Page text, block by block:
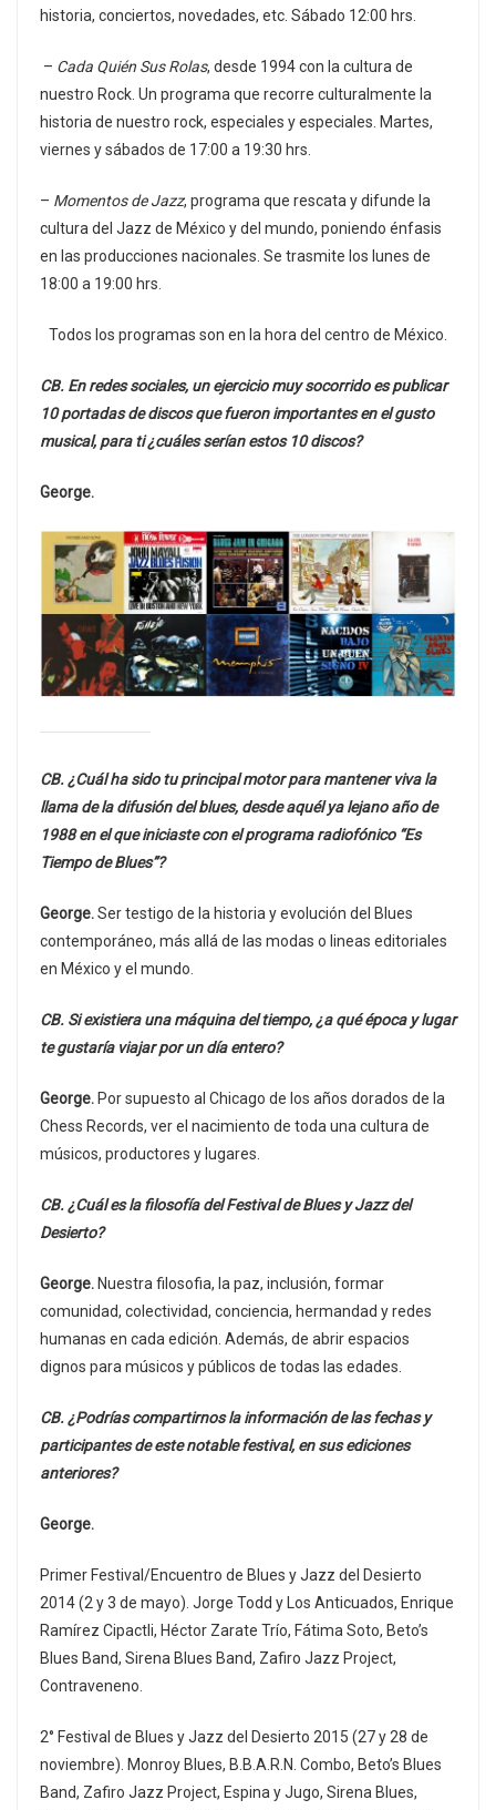
historia, conciertos, novedades, etc. Sábado 12:00 hrs.
– Cada Quién Sus Rolas, desde 1994 con la cultura de
nuestro Rock. Un programa que recorre culturalmente la
historia de nuestro rock, especiales y especiales. Martes,
viernes y sábados de 17:00 a 19:30 hrs.
– Momentos de Jazz, programa que rescata y difunde la
cultura del Jazz de México y del mundo, poniendo énfasis
en las producciones nacionales. Se trasmite los lunes de
18:00 a 19:00 hrs.
Todos los programas son en la hora del centro de México.
CB. En redes sociales, un ejercicio muy socorrido es publicar
10 portadas de discos que fueron importantes en el gusto
musical, para ti ¿cuáles serían estos 10 discos?
George.
CB. ¿Cuál ha sido tu principal motor para mantener viva la
llama de la difusión del blues, desde aquél ya lejano año de
1988 en el que iniciaste con el programa radiofónico “Es
Tiempo de Blues”?
George.Ser testigo de la historia y evolución del Blues
contemporáneo, más allá de las modas o lineas editoriales
en México y el mundo.
CB. Si existiera una máquina del tiempo, ¿a qué época y lugar
te gustaría viajar por un día entero?
George. Por supuesto al Chicago de los años dorados de la
Chess Records, ver el nacimiento de toda una cultura de
músicos, productores y lugares.
CB. ¿Cuál es la filosofía del Festival de Blues y Jazz del
Desierto?
George. Nuestra filosofia, la paz, inclusión, formar
comunidad, colectividad, conciencia, hermandad y redes
humanas en cada edición. Además, de abrir espacios
dignos para músicos y públicos de todas las edades.
CB. ¿Podrías compartirnos la información de las fechas y
participantes de este notable festival, en sus ediciones
anteriores?
George.
Primer Festival/Encuentro de Blues y Jazz del Desierto
2014 (2 y 3 de mayo). Jorge Todd y Los Anticuados, Enrique
Ramírez Cipactli, Héctor Zarate Trío, Fátima Soto, Beto’s
Blues Band, Sirena Blues Band, Zafiro Jazz Project,
Contraveneno.
2° Festival de Blues y Jazz del Desierto 2015 (27 y 28 de
noviembre). Monroy Blues, B.B.A.R.N. Combo, Beto’s Blues
Band, Zafiro Jazz Project, Espina y Jugo, Sirena Blues,